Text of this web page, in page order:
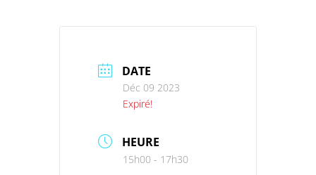
DATE
Déc 09 2023
Expiré!
HEURE
15h00 - 17h30